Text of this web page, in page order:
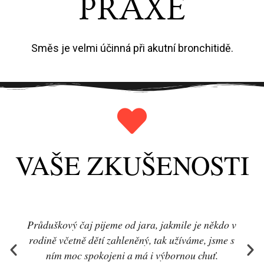
PRAXE
Směs je velmi účinná při akutní bronchitidě.
VAŠE ZKUŠENOSTI
Průduškový čaj pijeme od jara, jakmile je někdo v
rodině včetně dětí zahleněný, tak užíváme, jsme s
ním moc spokojeni a má i výbornou chuť.